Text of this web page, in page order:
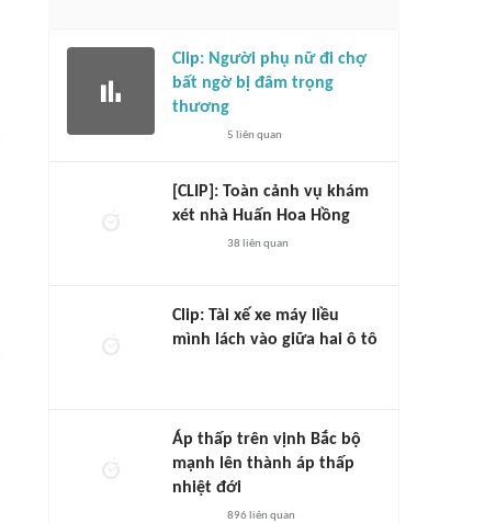
Clip: Người phụ nữ đi chợ
bất ngờ bị đâm trọng
thương
5 liên quan
[CLIP]: Toàn cảnh vụ khám
xét nhà Huấn Hoa Hồng
38 liên quan
Clip: Tài xế xe máy liều
mình lách vào giữa hai ô tô
Áp thấp trên vịnh Bắc bộ
mạnh lên thành áp thấp
nhiệt đới
896 liên quan